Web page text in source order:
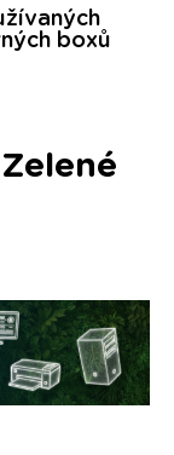
boxů